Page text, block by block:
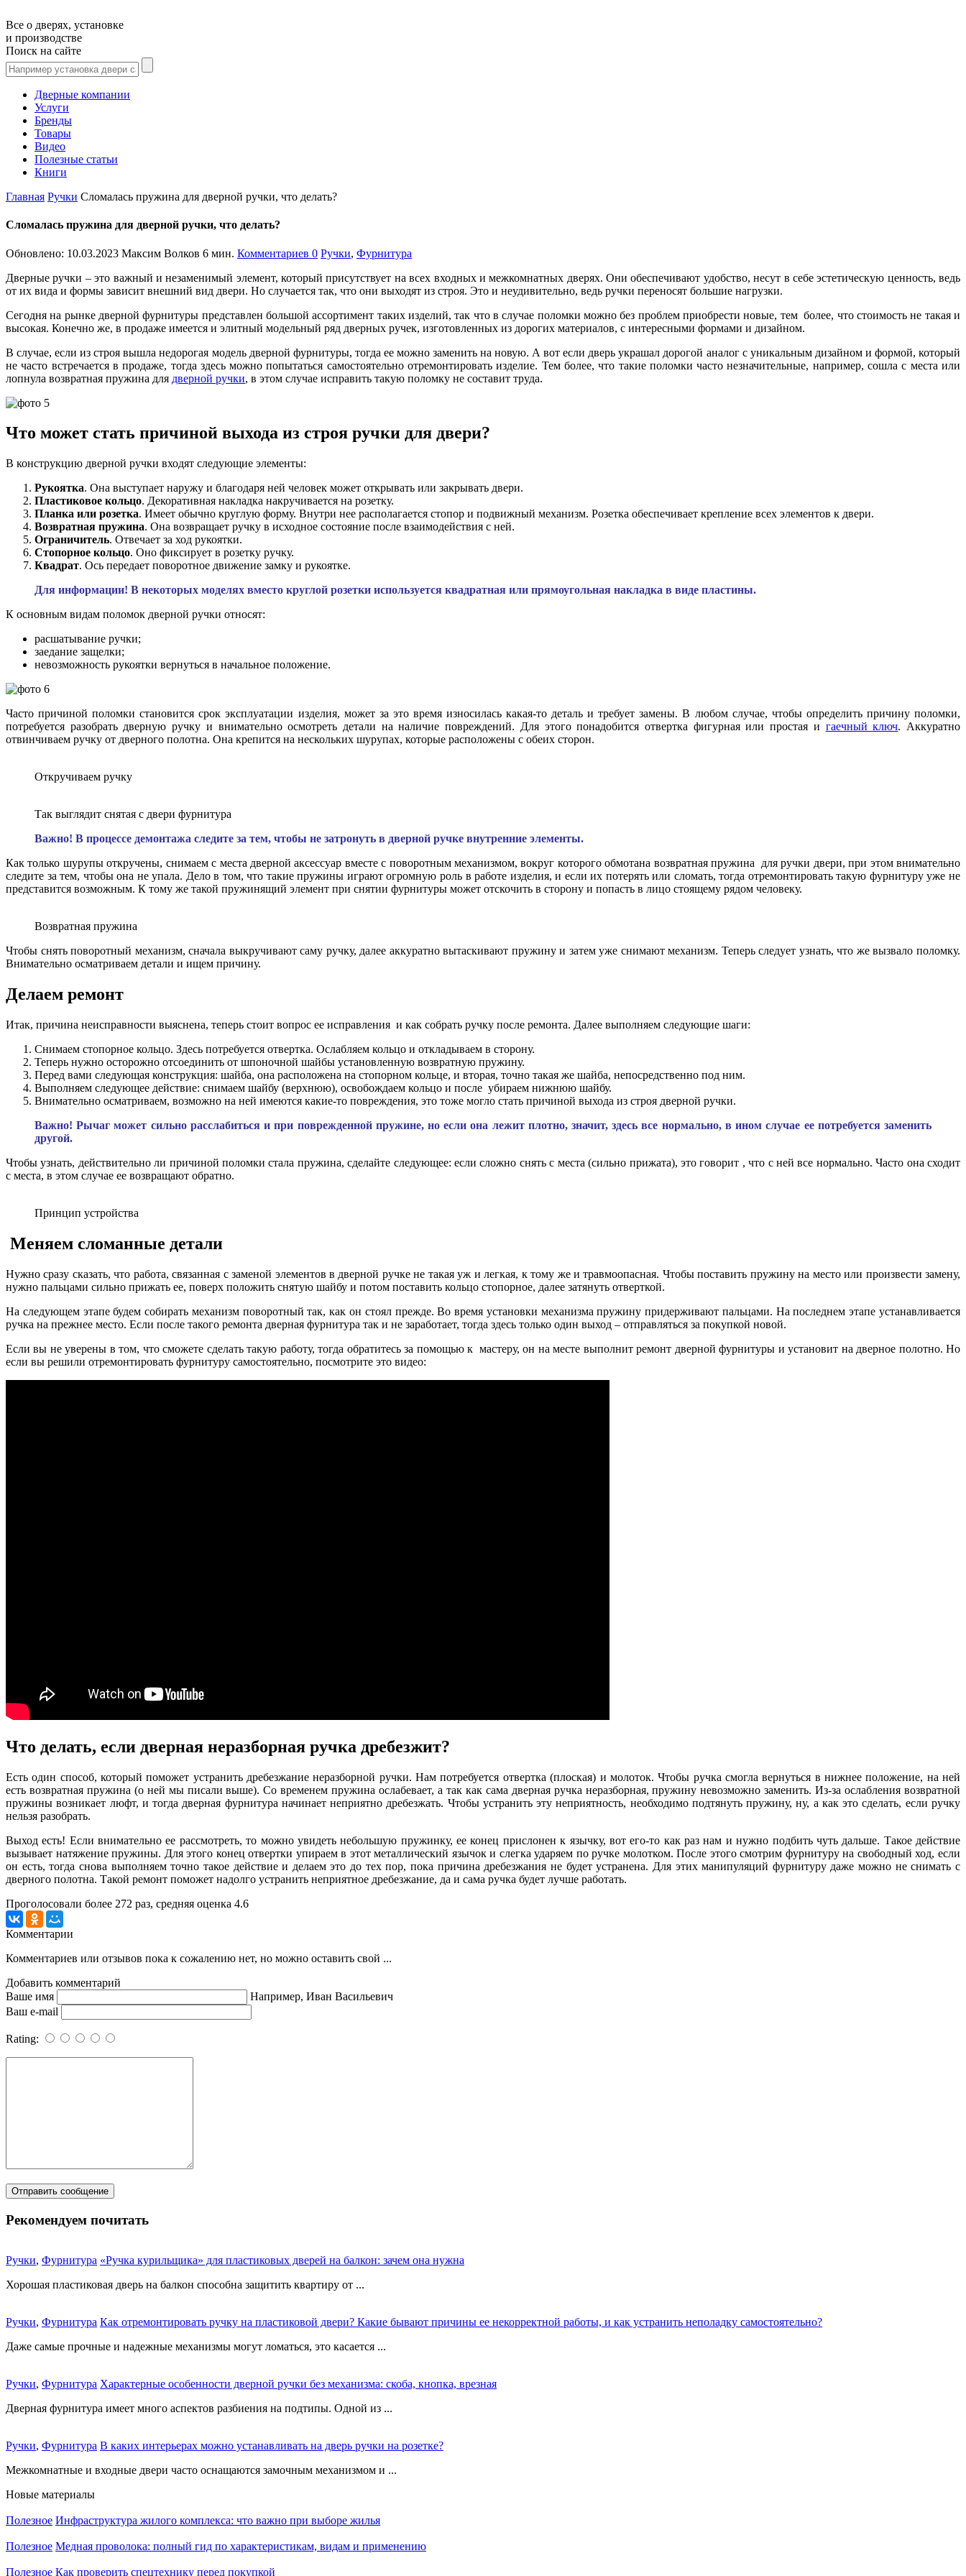
Все о дверях, установке
и производстве
Поиск на сайте
Дверные компании
Услуги
Бренды
Товары
Видео
Полезные статьи
Книги
Главная Ручки Сломалась пружина для дверной ручки, что делать?
Сломалась пружина для дверной ручки, что делать?
Обновлено: 10.03.2023 Максим Волков 6 мин. Комментариев 0 Ручки, Фурнитура
Дверные ручки – это важный и незаменимый элемент, который присутствует на всех входных и межкомнатных дверях. Они обеспечивают удобство, несут в себе эстетическую ценность, ведь
от их вида и формы зависит внешний вид двери. Но случается так, что они выходят из строя. Это и неудивительно, ведь ручки переносят большие нагрузки.
Сегодня на рынке дверной фурнитуры представлен большой ассортимент таких изделий, так что в случае поломки можно без проблем приобрести новые, тем более, что стоимость не такая и
высокая. Конечно же, в продаже имеется и элитный модельный ряд дверных ручек, изготовленных из дорогих материалов, с интересными формами и дизайном.
В случае, если из строя вышла недорогая модель дверной фурнитуры, тогда ее можно заменить на новую. А вот если дверь украшал дорогой аналог с уникальным дизайном и формой, который
не часто встречается в продаже, тогда здесь можно попытаться самостоятельно отремонтировать изделие. Тем более, что такие поломки часто незначительные, например, сошла с места или
лопнула возвратная пружина для дверной ручки, в этом случае исправить такую поломку не составит труда.
Что может стать причиной выхода из строя ручки для двери?
В конструкцию дверной ручки входят следующие элементы:
Рукоятка. Она выступает наружу и благодаря ней человек может открывать или закрывать двери.
Пластиковое кольцо. Декоративная накладка накручивается на розетку.
Планка или розетка. Имеет обычно круглую форму. Внутри нее располагается стопор и подвижный механизм. Розетка обеспечивает крепление всех элементов к двери.
Возвратная пружина. Она возвращает ручку в исходное состояние после взаимодействия с ней.
Ограничитель. Отвечает за ход рукоятки.
Стопорное кольцо. Оно фиксирует в розетку ручку.
Квадрат. Ось передает поворотное движение замку и рукоятке.
Для информации! В некоторых моделях вместо круглой розетки используется квадратная или прямоугольная накладка в виде пластины.
К основным видам поломок дверной ручки относят:
расшатывание ручки;
заедание защелки;
невозможность рукоятки вернуться в начальное положение.
Часто причиной поломки становится срок эксплуатации изделия, может за это время износилась какая-то деталь и требует замены. В любом случае, чтобы определить причину поломки,
потребуется разобрать дверную ручку и внимательно осмотреть детали на наличие повреждений. Для этого понадобится отвертка фигурная или простая и гаечный ключ. Аккуратно
отвинчиваем ручку от дверного полотна. Она крепится на нескольких шурупах, которые расположены с обеих сторон.
Откручиваем ручку
Так выглядит снятая с двери фурнитура
Важно! В процессе демонтажа следите за тем, чтобы не затронуть в дверной ручке внутренние элементы.
Как только шурупы откручены, снимаем с места дверной аксессуар вместе с поворотным механизмом, вокруг которого обмотана возвратная пружина для ручки двери, при этом внимательно
следите за тем, чтобы она не упала. Дело в том, что такие пружины играют огромную роль в работе изделия, и если их потерять или сломать, тогда отремонтировать такую фурнитуру уже не
представится возможным. К тому же такой пружинящий элемент при снятии фурнитуры может отскочить в сторону и попасть в лицо стоящему рядом человеку.
Возвратная пружина
Чтобы снять поворотный механизм, сначала выкручивают саму ручку, далее аккуратно вытаскивают пружину и затем уже снимают механизм. Теперь следует узнать, что же вызвало поломку.
Внимательно осматриваем детали и ищем причину.
Делаем ремонт
Итак, причина неисправности выяснена, теперь стоит вопрос ее исправления и как собрать ручку после ремонта. Далее выполняем следующие шаги:
Снимаем стопорное кольцо. Здесь потребуется отвертка. Ослабляем кольцо и откладываем в сторону.
Теперь нужно осторожно отсоединить от шпоночной шайбы установленную возвратную пружину.
Перед вами следующая конструкция: шайба, она расположена на стопорном кольце, и вторая, точно такая же шайба, непосредственно под ним.
Выполняем следующее действие: снимаем шайбу (верхнюю), освобождаем кольцо и после убираем нижнюю шайбу.
Внимательно осматриваем, возможно на ней имеются какие-то повреждения, это тоже могло стать причиной выхода из строя дверной ручки.
Важно! Рычаг может сильно расслабиться и при поврежденной пружине, но если она лежит плотно, значит, здесь все нормально, в ином случае ее потребуется заменить
другой.
Чтобы узнать, действительно ли причиной поломки стала пружина, сделайте следующее: если сложно снять с места (сильно прижата), это говорит , что с ней все нормально. Часто она сходит
с места, в этом случае ее возвращают обратно.
Принцип устройства
Меняем сломанные детали
Нужно сразу сказать, что работа, связанная с заменой элементов в дверной ручке не такая уж и легкая, к тому же и травмоопасная. Чтобы поставить пружину на место или произвести замену,
нужно пальцами сильно прижать ее, поверх положить снятую шайбу и потом поставить кольцо стопорное, далее затянуть отверткой.
На следующем этапе будем собирать механизм поворотный так, как он стоял прежде. Во время установки механизма пружину придерживают пальцами. На последнем этапе устанавливается
ручка на прежнее место. Если после такого ремонта дверная фурнитура так и не заработает, тогда здесь только один выход – отправляться за покупкой новой.
Если вы не уверены в том, что сможете сделать такую работу, тогда обратитесь за помощью к мастеру, он на месте выполнит ремонт дверной фурнитуры и установит на дверное полотно. Но
если вы решили отремонтировать фурнитуру самостоятельно, посмотрите это видео:
Что делать, если дверная неразборная ручка дребезжит?
Есть один способ, который поможет устранить дребезжание неразборной ручки. Нам потребуется отвертка (плоская) и молоток. Чтобы ручка смогла вернуться в нижнее положение, на ней
есть возвратная пружина (о ней мы писали выше). Со временем пружина ослабевает, а так как сама дверная ручка неразборная, пружину невозможно заменить. Из-за ослабления возвратной
пружины возникает люфт, и тогда дверная фурнитура начинает неприятно дребезжать. Чтобы устранить эту неприятность, необходимо подтянуть пружину, ну, а как это сделать, если ручку
нельзя разобрать.
Выход есть! Если внимательно ее рассмотреть, то можно увидеть небольшую пружинку, ее конец прислонен к язычку, вот его-то как раз нам и нужно подбить чуть дальше. Такое действие
вызывает натяжение пружины. Для этого конец отвертки упираем в этот металлический язычок и слегка ударяем по ручке молотком. После этого смотрим фурнитуру на свободный ход, если
он есть, тогда снова выполняем точно такое действие и делаем это до тех пор, пока причина дребезжания не будет устранена. Для этих манипуляций фурнитуру даже можно не снимать с
дверного полотна. Такой ремонт поможет надолго устранить неприятное дребезжание, да и сама ручка будет лучше работать.
Проголосовали более 272 раз, средняя оценка 4.6
Комментарии
Комментариев или отзывов пока к сожалению нет, но можно оставить свой ...
Добавить комментарий
Ваше имя
Например, Иван Васильевич
Ваш e-mail
Rating:
Рекомендуем почитать
Ручки, Фурнитура «Ручка курильщика» для пластиковых дверей на балкон: зачем она нужна
Хорошая пластиковая дверь на балкон способна защитить квартиру от ...
Ручки, Фурнитура Как отремонтировать ручку на пластиковой двери? Какие бывают причины ее некорректной работы, и как устранить неполадку самостоятельно?
Даже самые прочные и надежные механизмы могут ломаться, это касается ...
Ручки, Фурнитура Характерные особенности дверной ручки без механизма: скоба, кнопка, врезная
Дверная фурнитура имеет много аспектов разбиения на подтипы. Одной из ...
Ручки, Фурнитура В каких интерьерах можно устанавливать на дверь ручки на розетке?
Межкомнатные и входные двери часто оснащаются замочным механизмом и ...
Новые материалы
Полезное Инфраструктура жилого комплекса: что важно при выборе жилья
Полезное Медная проволока: полный гид по характеристикам, видам и применению
Полезное Как проверить спецтехнику перед покупкой